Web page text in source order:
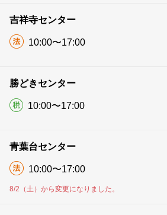
吉祥寺センター
10:00〜17:00
勝どきセンター
10:00〜17:00
青葉台センター
10:00〜17:00
8/2（土）から変更になりました。